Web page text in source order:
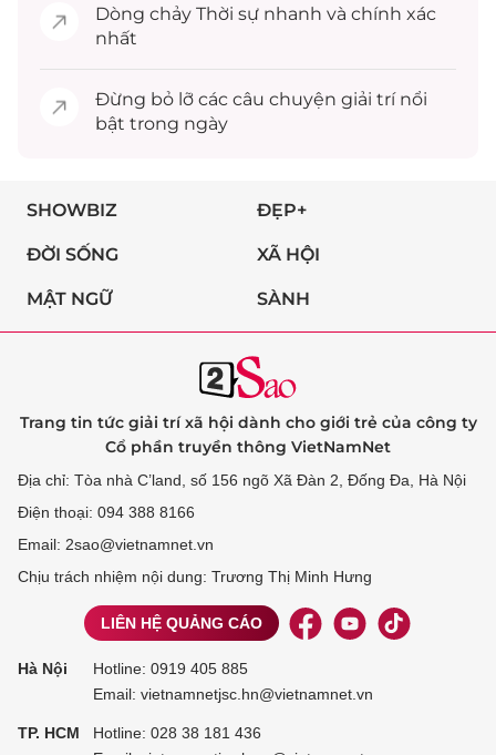
Dòng chảy Thời sự nhanh và chính xác
nhất
Đừng bỏ lỡ các câu chuyện giải trínổi
bật trong ngày
SHOWBIZ ĐẸP+
ĐỜI SỐNG XÃ HỘI
MẬT NGỮ SÀNH
Trang tin tức giải trí xã hội dành cho giới trẻ của công ty
Cổ phần truyền thông VietNamNet
Địa chỉ: Tòa nhà C’land, số 156 ngõ Xã Đàn 2, Đống Đa, Hà Nội
Điện thoại: 094 388 8166
Email: 2sao@vietnamnet.vn
Chịu trách nhiệm nội dung: Trương Thị Minh Hưng
LIÊN HỆ QUẢNG CÁO
Hà Nội Hotline: 0919 405 885
Email: vietnamnetjsc.hn@vietnamnet.vn
TP. HCM Hotline: 028 38 181 436